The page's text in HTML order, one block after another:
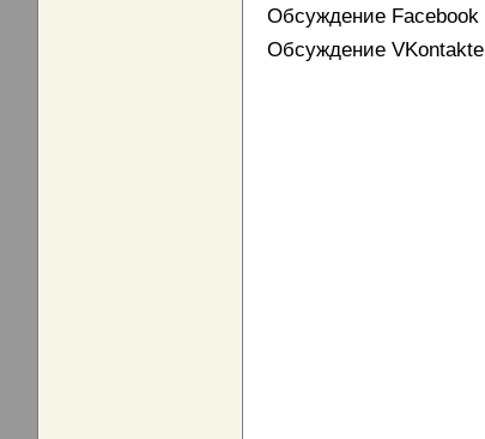
Обсуждение Facebook
Обсуждение VKontakte